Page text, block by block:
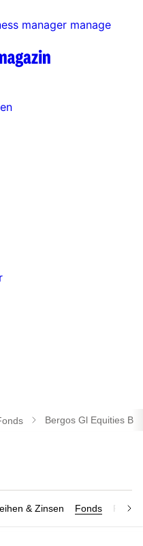
manager manage
Bergos Gl Equities B
& Zinsen Fonds